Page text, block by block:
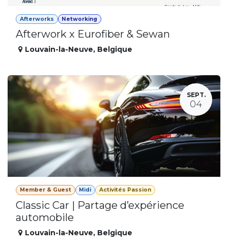
Afterworks Networking
Afterwork x Eurofiber & Sewan
Louvain-la-Neuve, Belgique
SEPT.
04
Member & Guest Midi Activités Passion
Classic Car | Partage d’expérience
automobile
Louvain-la-Neuve, Belgique